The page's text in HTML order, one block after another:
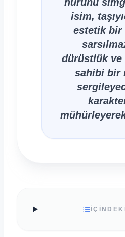
isim,
estetik bir
dürüstlük ve
sahibi bir